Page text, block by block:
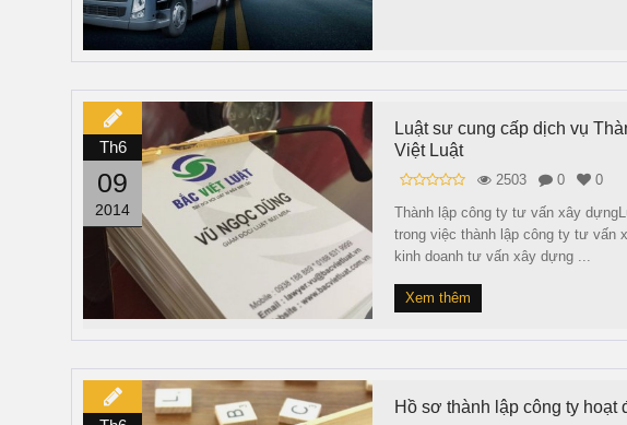
Th6
09
2014
Luật sư cung cấp dịch vụ
Việt Luật
2503 0
0
Thành lập công ty tư vấn xây
trong việc thành lập công ty tư vấn
kinh doanh tư vấn xây dựng ...
Xem thêm
Hồ sơ thành lập công ty hoạt